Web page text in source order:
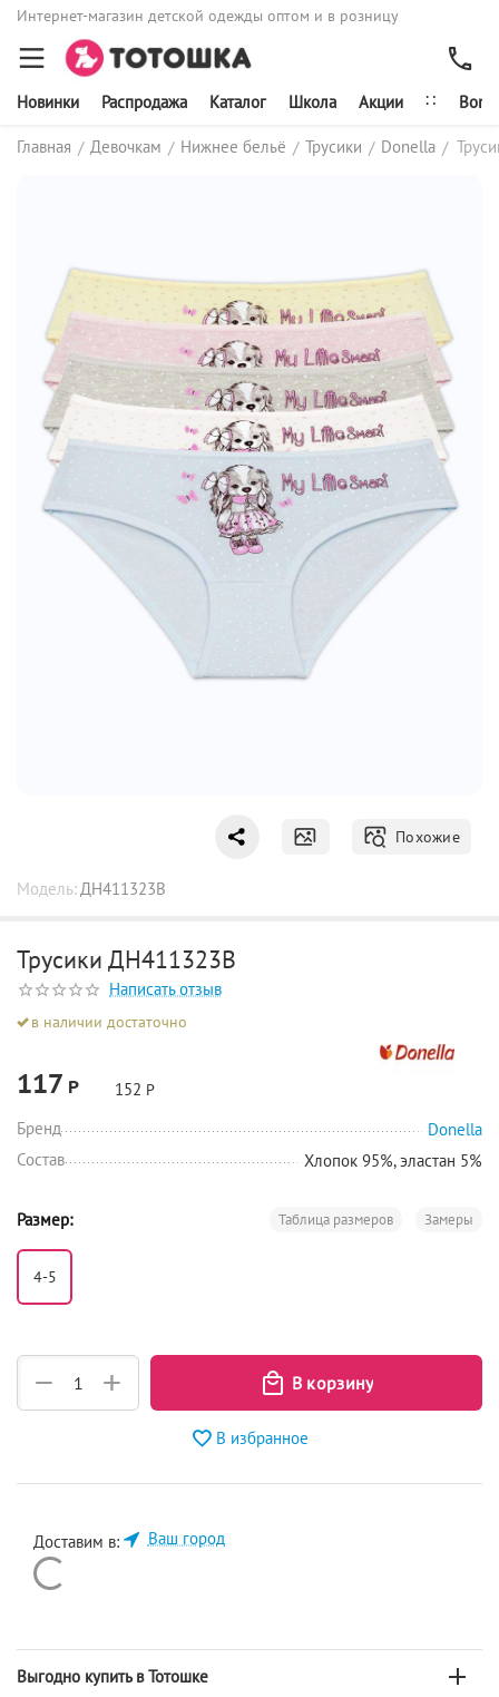
Интернет-магазин детской одежды оптом и в розницу
Новинки Распродажа Каталог Школа Акции ∷
Главная / Девочкам / Нижнее бельё / Трусики / Donella /
Похожие
Модель:ДН411323B
Трусики ДН411323B
Написать отзыв
в наличии достаточно
117 Р 152 Р
Бренд
Donella
Состав
Хлопок 95%, эластан 5%
Размер: Замеры
Таблица размеров
4-5
+
−
В избранное
Доставим в: Ваш город
Выгодно купить в Тотошке